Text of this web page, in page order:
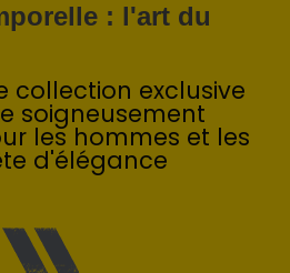
: l'art du
collection exclusive
soigneusement
les hommes et les
d'élégance